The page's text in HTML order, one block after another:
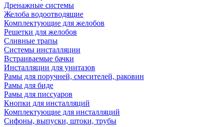
Дренажные системы
Желоба водоотводящие
Комплектующие для желобов
Решетки для желобов
Сливные трапы
Системы инсталляции
Встраиваемые бачки
Инсталляции для унитазов
Рамы для поручней, смесителей, раковин
Рамы для биде
Рамы для писсуаров
Кнопки для инсталляций
Комплектующие для инсталляций
Сифоны, выпуски, штоки, трубы